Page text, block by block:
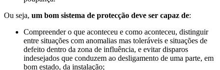
Ou seja, um bom sistema de protecção deve ser capaz de:
Compreender o que aconteceu e como aconteceu, distinguir
entre situações com anomalias mas toleráveis e situações de
defeito dentro da zona de influência, e evitar disparos
indesejados que conduzem ao desligamento de uma parte, em
bom estado, da instalação;